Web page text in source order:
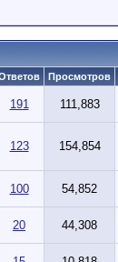
Просмотров
191 111,883
123 154,854
100 54,852
20 44,308